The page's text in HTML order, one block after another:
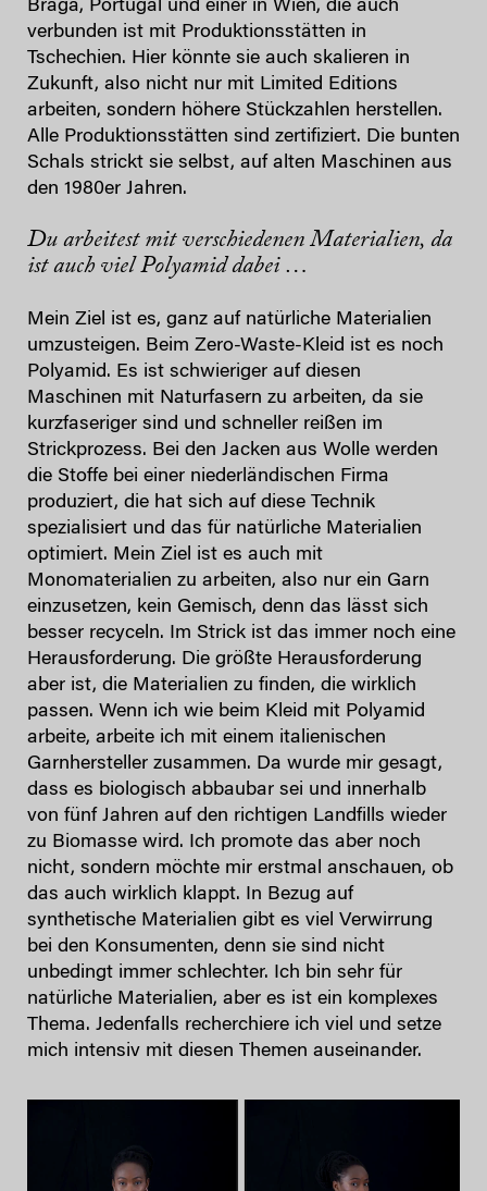
Braga, Portugal und einer in Wien, die auch
verbunden ist mit Produktionsstätten in
Tschechien. Hier könnte sie auch skalieren in
Zukunft, also nicht nur mit Limited Editions
arbeiten, sondern höhere Stückzahlen herstellen.
Alle Produktionsstätten sind zertifiziert. Die bunten
Schals strickt sie selbst, auf alten Maschinen aus
den 1980er Jahren.
Du arbeitest mit verschiedenen Materialien, da
ist auch viel Polyamid dabei …
Mein Ziel ist es, ganz auf natürliche Materialien
umzusteigen. Beim Zero-Waste-Kleid ist es noch
Polyamid. Es ist schwieriger auf diesen
Maschinen mit Naturfasern zu arbeiten, da sie
kurzfaseriger sind und schneller reißen im
Strickprozess. Bei den Jacken aus Wolle werden
die Stoffe bei einer niederländischen Firma
produziert, die hat sich auf diese Technik
spezialisiert und das für natürliche Materialien
optimiert. Mein Ziel ist es auch mit
Monomaterialien zu arbeiten, also nur ein Garn
einzusetzen, kein Gemisch, denn das lässt sich
besser recyceln. Im Strick ist das immer noch eine
Herausforderung. Die größte Herausforderung
aber ist, die Materialien zu finden, die wirklich
passen. Wenn ich wie beim Kleid mit Polyamid
arbeite, arbeite ich mit einem italienischen
Garnhersteller zusammen. Da wurde mir gesagt,
dass es biologisch abbaubar sei und innerhalb
von fünf Jahren auf den richtigen Landfills wieder
zu Biomasse wird. Ich promote das aber noch
nicht, sondern möchte mir erstmal anschauen, ob
das auch wirklich klappt. In Bezug auf
synthetische Materialien gibt es viel Verwirrung
bei den Konsumenten, denn sie sind nicht
unbedingt immer schlechter. Ich bin sehr für
natürliche Materialien, aber es ist ein komplexes
Thema. Jedenfalls recherchiere ich viel und setze
mich intensiv mit diesen Themen auseinander.